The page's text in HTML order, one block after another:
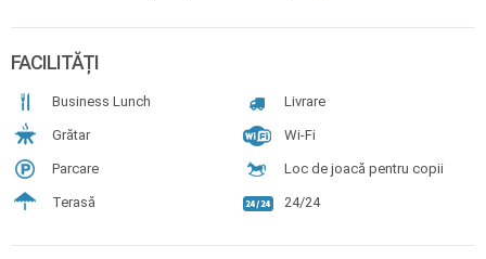
FACILITĂȚI
Business Lunch Livrare
Grătar Wi-Fi
Parcare Loc de joacă pentru copii
Terasă 24/24